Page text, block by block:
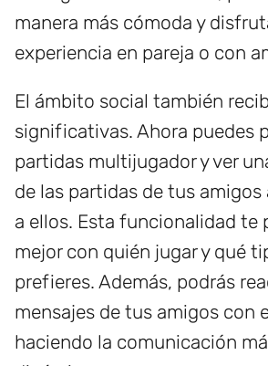
manera más cómoda y
experiencia en pareja o con
El ámbito social también
significativas. Ahora puedes
partidas multijugador y ver
de las partidas de tus
a ellos. Esta funcionalidad te
mejor con quién jugar y qué
prefieres. Además, podrás
mensajes de tus amigos con
haciendo la comunicación